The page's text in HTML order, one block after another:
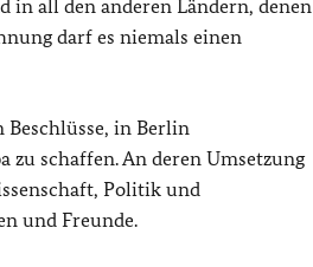
in all den anderen Ländern, denen
darf es niemals einen
Beschlüsse, in Berlin
zu schaffen. An deren Umsetzung
Politik und
und Freunde.